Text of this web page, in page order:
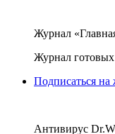
Журнал
Журнал готовых
Подписаться на
Антивирус